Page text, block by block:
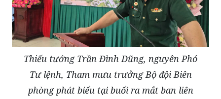
Thiếu tướng Trần Đình Dũng, nguyên Phó
Tư lệnh, Tham mưu trưởng Bộ đội Biên
phòng phát biểu tại buổi ra mắt ban liên